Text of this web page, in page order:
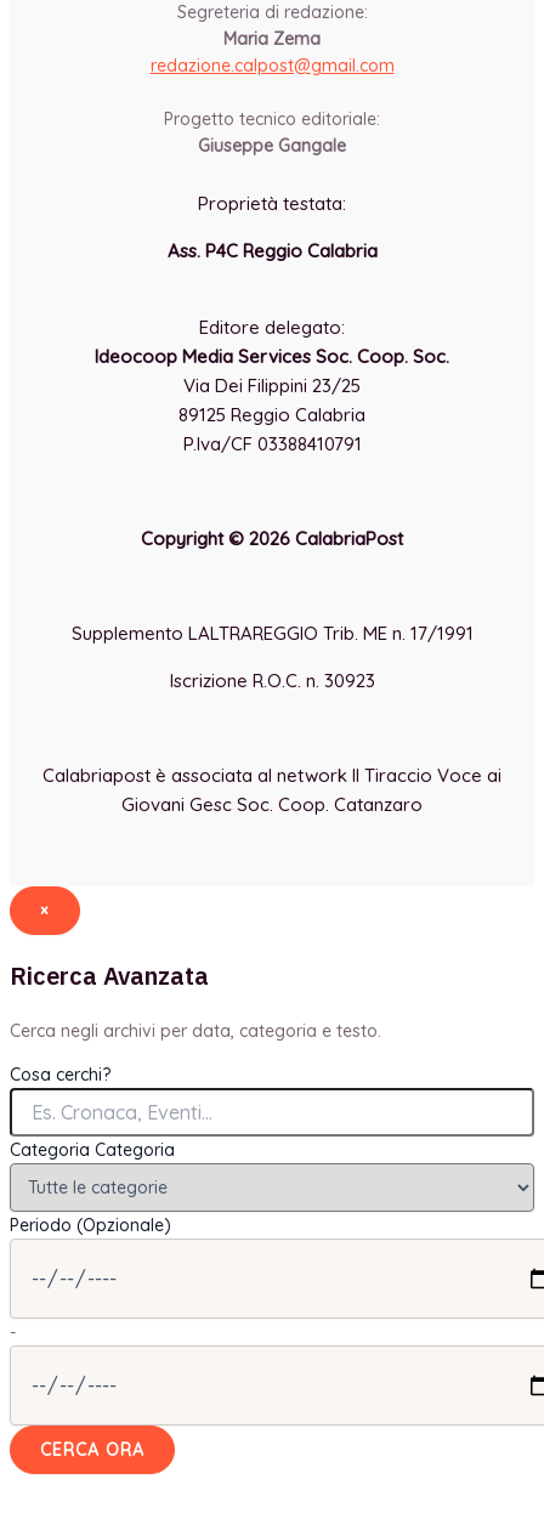
Segreteria di redazione:
Maria Zema
redazione.calpost@gmail.com
Progetto tecnico editoriale:
Giuseppe Gangale
Proprietà testata:
Ass. P4C Reggio Calabria
Editore delegato:
Ideocoop Media Services Soc. Coop. Soc.
Via Dei Filippini 23/25
89125 Reggio Calabria
P.Iva/CF 03388410791
Copyright © 2026 CalabriaPost
Supplemento LALTRAREGGIO Trib. ME n. 17/1991
Iscrizione R.O.C. n. 30923
Calabriapost è associata al network Il Tiraccio Voce ai
Giovani Gesc Soc. Coop. Catanzaro
×
Ricerca Avanzata
Cerca negli archivi per data, categoria e testo.
Cosa cerchi?
Categoria Categoria
Periodo (Opzionale)
-
CERCA ORA